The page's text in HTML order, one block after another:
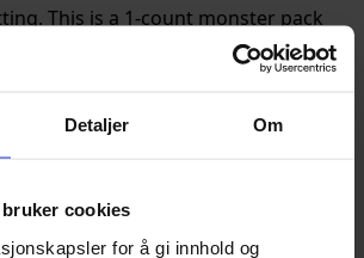
Detaljer Om
cookies
for å gi innhold og
This is a 1-count monster pack
Figur